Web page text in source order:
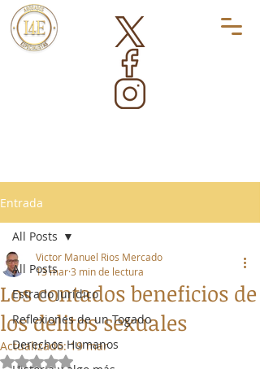
Entrada
All Posts
Estrado Jurídico
Reflexiones de un Togado
Derechos Humanos
All Posts
Los contados beneficios de
los delitos sexuales
Victor Manuel Rios Mercado
13 mar3 min de lectura
Actualizado:19 mar
Obtuvo NaN de 5 estrellas.